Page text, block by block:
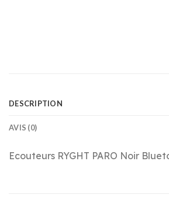
DESCRIPTION
AVIS (0)
Ecouteurs RYGHT PARO Noir